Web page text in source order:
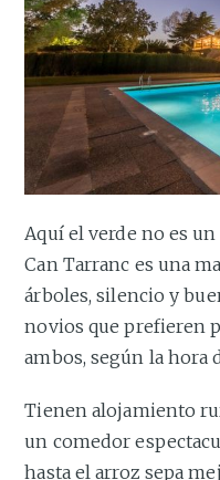
Aquí el verde no es
Can Tarranc es una
árboles, silencio y
novios que prefieren
ambos, según la hora
Tienen alojamiento
un comedor
hasta el arroz sepa